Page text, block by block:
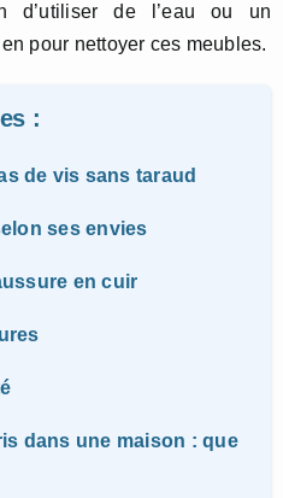
d’utiliser de l’eau ou un
pour nettoyer ces meubles.
:
de vis sans taraud
ses envies
en cuir
dans une maison : que